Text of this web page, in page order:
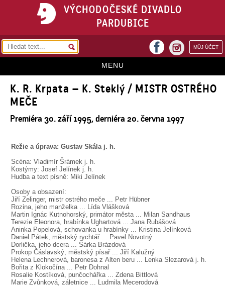
VÝCHODOČESKÉ DIVADLO
PARDUBICE
MŮJ ÚČET
facebook
MENU
HOME
REPERTOÁR
VSTUPENKY
PŘEDPLATNÉ
O DIVADLE
SOUBOR
DÁLE NABÍZÍME
K. R. Krpata – K. Steklý / MISTR OSTRÉHO
MEČE
Premiéra 30. září 1995, derniéra 20. června 1997
Režie a úprava: Gustav Skála j. h.
Scéna: Vladimír Šrámek j. h.
Kostýmy: Josef Jelínek j. h.
Hudba a text písně: Miki Jelínek
Osoby a obsazení:
Jiří Zelinger, mistr ostrého meče ... Petr Hübner
Rozina, jeho manželka ... Lída Vlášková
Martin Ignác Kutnohorský, primátor města ... Milan Sandhaus
Terezie Eleonora, hrabínka Ughartová ... Jana Rubášová
Aninka Popelová, schovanka u hrabínky ... Kristina Jelínková
Daniel Pátek, městský rychtář ... Pavel Novotný
Dorlička, jeho dcera ... Šárka Brázdová
Prokop Čáslavský, městský písař ... Jiří Kalužný
Helena Lechnerová, baronesa z Alten beru ... Lenka Slezarová j. h.
Bořita z Klokočína ... Petr Dohnal
Rosalie Kostíková, punčochářka ... Zdena Bittlová
Marie Zvůnková, záletnice ... Ludmila Mecerodová